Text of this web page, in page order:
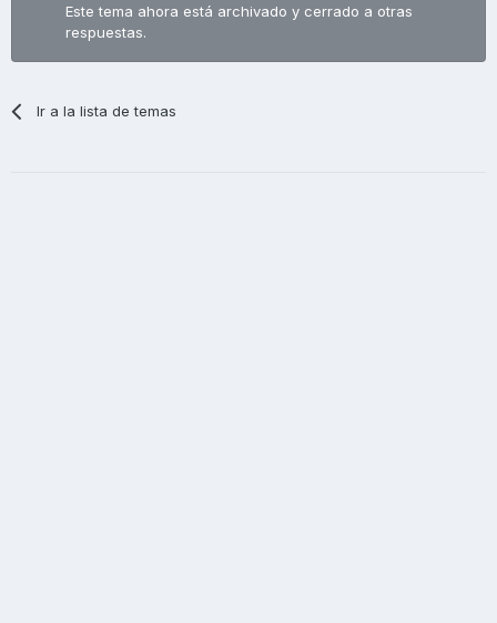
Este tema ahora está archivado y cerrado a otras
respuestas.
Ir a la lista de temas